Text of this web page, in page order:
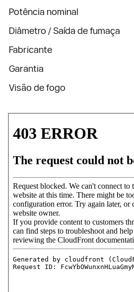
Potência nominal
Diâmetro / Saída de fumaça
Fabricante
Garantia
Visão de fogo